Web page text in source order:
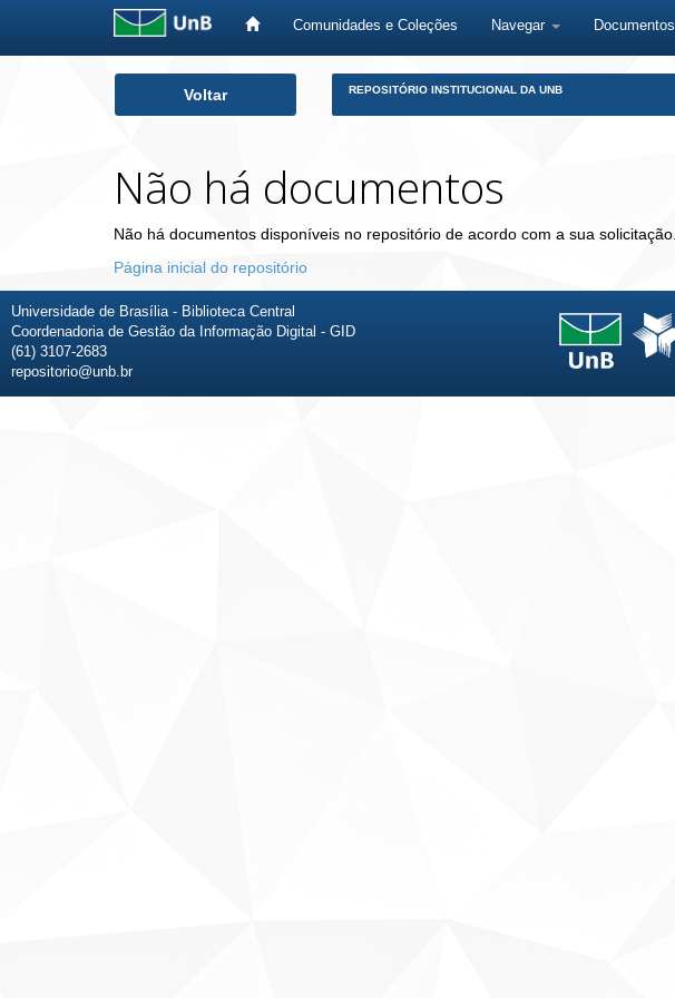
Comunidades e Coleções Navegar Documentos
Voltar REPOSITÓRIO INSTITUCIONAL DA UNB
Não há documentos
Não há documentos disponíveis no repositório de acordo com a sua solicitação.
Página inicial do repositório
Universidade de Brasília - Biblioteca Central
Coordenadoria de Gestão da Informação Digital - GID
(61) 3107-2683
repositorio@unb.br